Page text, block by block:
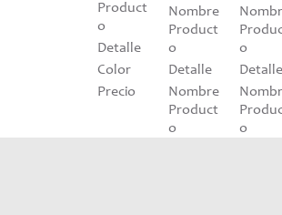
Product
o
Detalle
Color
Precio
Nombre
Product
o
Detalle
Nombre
Product
o
o
Detalle
o